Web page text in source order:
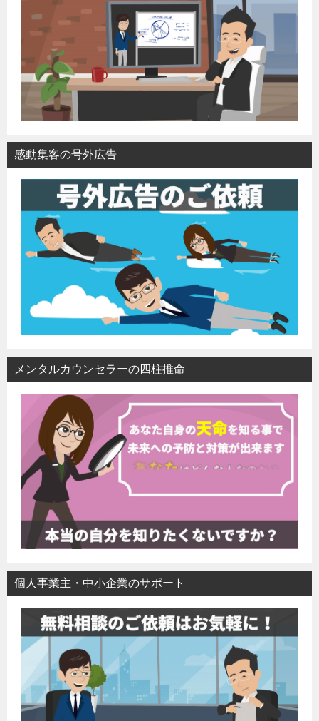
感動集客の号外広告
メンタルカウンセラーの四柱推命
個人事業主・中小企業のサポート